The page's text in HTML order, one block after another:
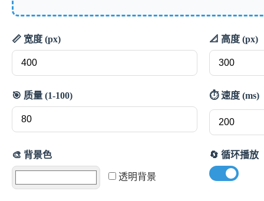
📏 宽度 (px) 📐 高度 (px)
🎯 质量 (1-100) ⏱️ 速度 (ms)
🎨 背景色
透明背景
🔄 循环播放